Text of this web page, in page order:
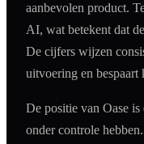
aanbevolen product.
AI, wat betekent dat
De cijfers wijzen
uitvoering en bespaart
De positie van Oase
onder controle